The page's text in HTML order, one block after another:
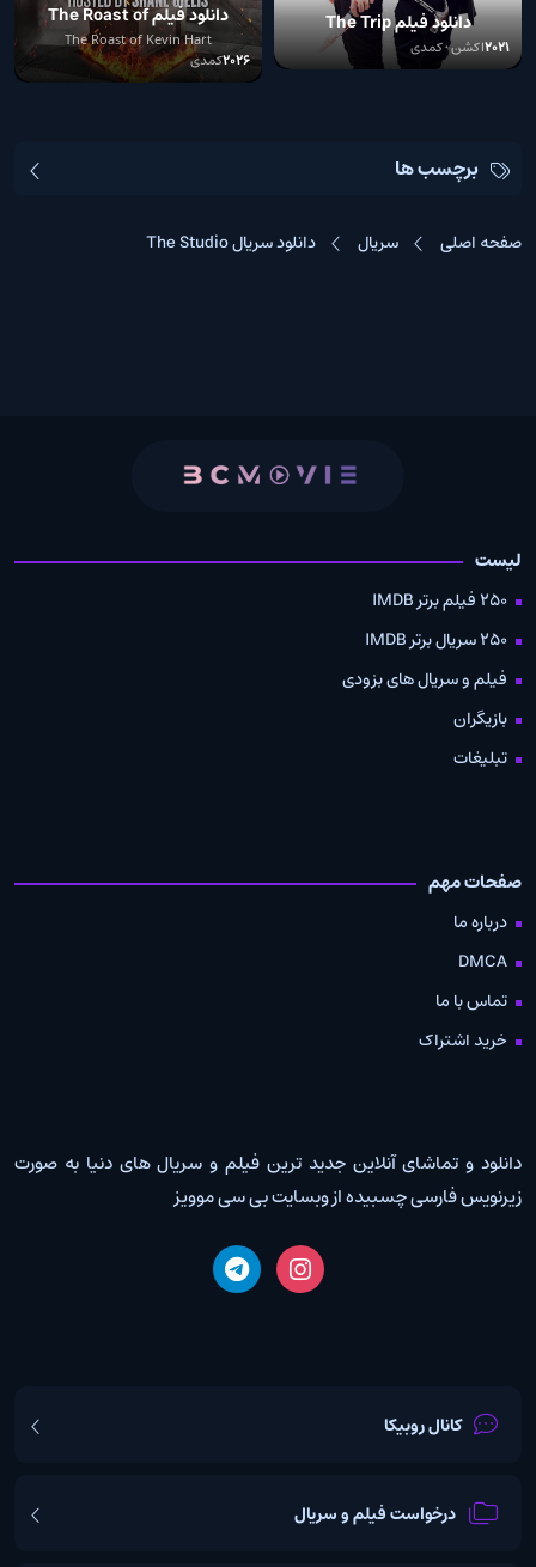
دانلود فیلم The Trip
2021اکشن • کمدی
دانلود فیلم The Roast of
Kevin Hart 2026
The Roast of Kevin Hart
2026کمدی
برچسب ها
صفحه اصلی سریال دانلود سریال The Studio
لیست
250 فیلم برتر IMDB
250 سریال برتر IMDB
فیلم و سریال های بزودی
بازیگران
تبلیغات
صفحات مهم
درباره ما
DMCA
تماس با ما
خرید اشتراک
دانلود و تماشای آنلاین جدید ترین فیلم و سریال های دنیا به صورت
زیرنویس فارسی چسبیده از وبسایت بی سی موویز
کانال روبیکا
درخواست فیلم و سریال